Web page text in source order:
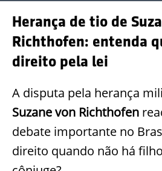
Herança de tio de
Richthofen: entenda
direito pela lei
A disputa pela herança
Suzane von Richthofen
debate importante no
direito quando não há